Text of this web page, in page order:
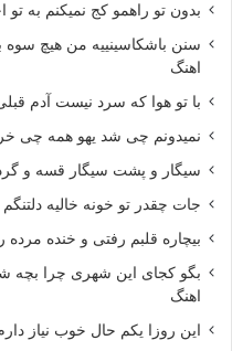
بدون تو راهمو کج نمیکنم به
سنن باشکاسینییه من هیچ سوه
اهنگ
با تو هوا که سرد نیست آدم
نمیدونم چی شد یهو همه چی
سیگار و پشت سیگار قسه و گرد
جات چقدر تو خونه خالیه دلتنگم
بیچاره قلبم رفتی و خنده مرده
بگو کجای این شهری چرا بچه
اهنگ
این روزا یکم حال خوب نیاز